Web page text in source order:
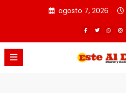
agosto 7, 2026